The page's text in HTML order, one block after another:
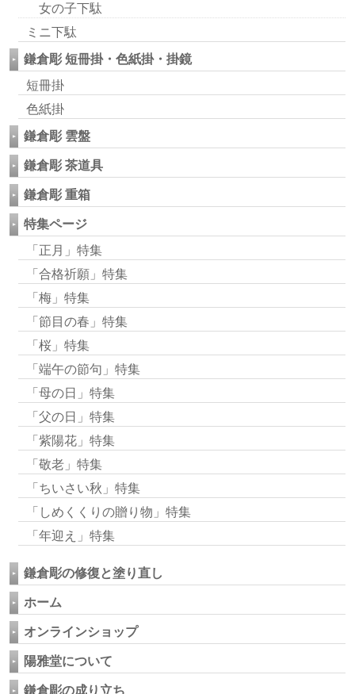
女の子下駄
ミニ下駄
鎌倉彫 短冊掛・色紙掛・掛鏡
短冊掛
色紙掛
鎌倉彫 雲盤
鎌倉彫 茶道具
鎌倉彫 重箱
特集ページ
「正月」特集
「合格祈願」特集
「梅」特集
「節目の春」特集
「桜」特集
「端午の節句」特集
「母の日」特集
「父の日」特集
「紫陽花」特集
「敬老」特集
「ちいさい秋」特集
「しめくくりの贈り物」特集
「年迎え」特集
鎌倉彫の修復と塗り直し
ホーム
オンラインショップ
陽雅堂について
鎌倉彫の成り立ち